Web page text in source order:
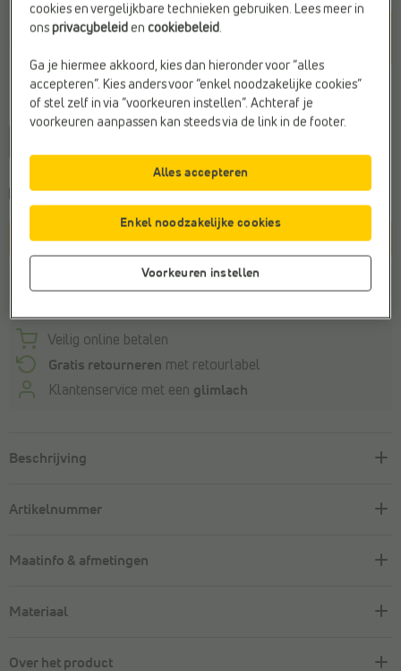
Maat
Kies een maat om deleveringstermijnte zien
In winkelmandje
Veilig online betalen
Gratis retourneren met retourlabel
Klantenservice met een glimlach
Beschrijving
Artikelnummer
Maatinfo & afmetingen
Materiaal
Over het product
cookies en vergelijkbare technieken gebruiken. Lees meer in
onsprivacybeleid encookiebeleid.
Ga je hiermee akkoord, kies dan hieronder voor “alles
accepteren”. Kies anders voor “enkel noodzakelijke cookies”
of stel zelf in via “voorkeuren instellen”. Achteraf je
voorkeuren aanpassen kan steeds via de link in de footer.
Voorkeuren instellen
Enkel noodzakelijke cookies
Alles accepteren